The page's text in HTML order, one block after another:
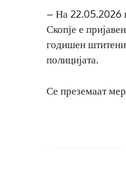
– На 22.05.2026
Скопје е
годишен
полицијата.
Се преземаат